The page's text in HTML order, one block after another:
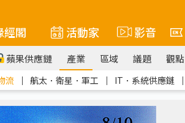
經閣 活動家 影音
蘋果供應鏈 產業 區域 議題 觀點
流 ｜ 航太．衛星．軍工 ｜ IT．系統供應鏈 ｜